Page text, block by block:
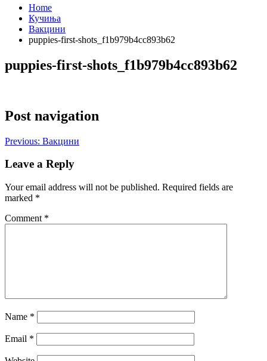
Home
Кучиња
Вакцини
puppies-first-shots_f1b979b4cc893b62
puppies-first-shots_f1b979b4cc893b62
Post navigation
Previous: Вакцини
Leave a Reply
Your email address will not be published. Required fields are
marked *
Comment *
Name *
Email *